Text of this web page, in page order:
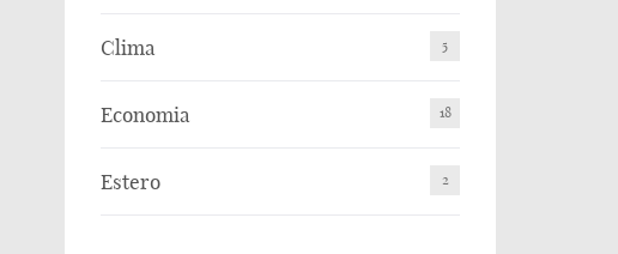
Clima 5
Economia 18
Estero 2